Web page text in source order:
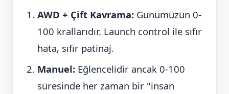
AWD + Çift Kavrama: Günümüzün 0-
100 krallarıdır. Launch control ile sıfır
hata, sıfır patinaj.
Manuel: Eğlencelidir ancak 0-100
süresinde her zaman bir "insan